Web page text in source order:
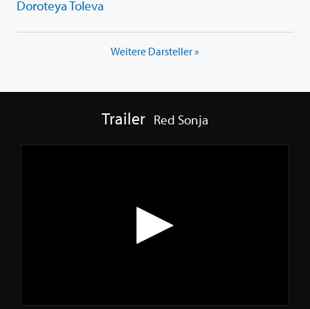
Doroteya Toleva
Weitere Darsteller »
Trailer Red Sonja